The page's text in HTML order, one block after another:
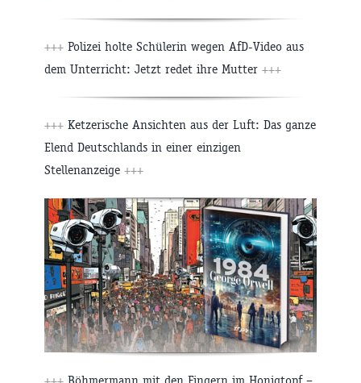
+++ Polizei holte Schülerin wegen AfD-Video aus
dem Unterricht: Jetzt redet ihre Mutter +++
+++ Ketzerische Ansichten aus der Luft: Das ganze
Elend Deutschlands in einer einzigen
Stellenanzeige +++